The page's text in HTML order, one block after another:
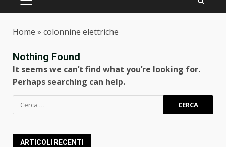
PRIMARY
Home » colonnine elettriche
Nothing Found
It seems we can’t find what you’re looking for.
Perhaps searching can help.
Ricerca
per:
ARTICOLI RECENTI